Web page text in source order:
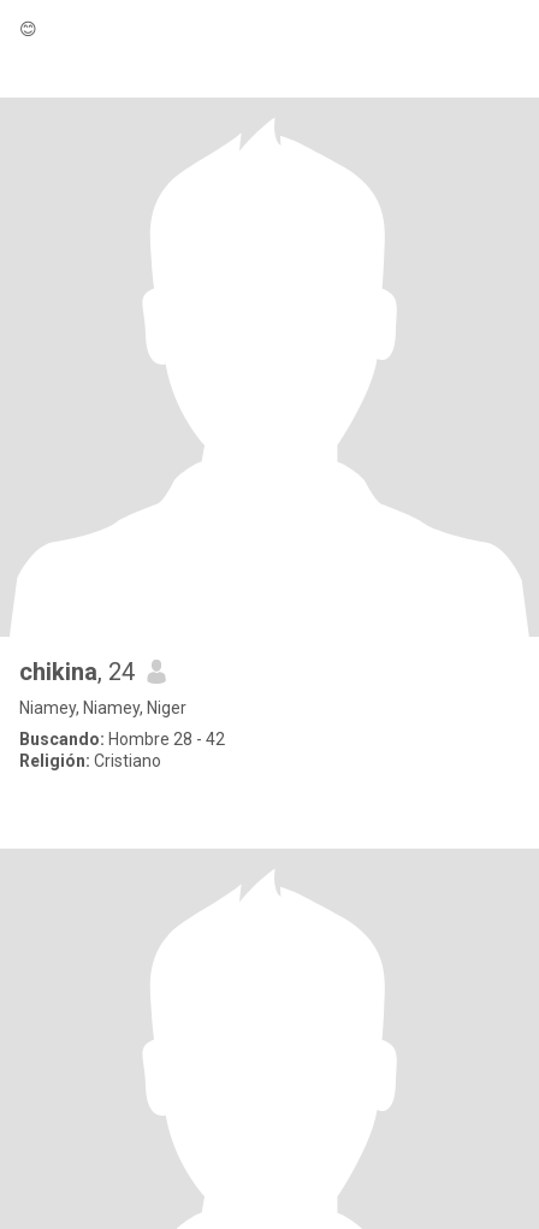
😊
chikina, 24
Niamey, Niamey, Niger
Buscando: Hombre 28 - 42
Religión: Cristiano